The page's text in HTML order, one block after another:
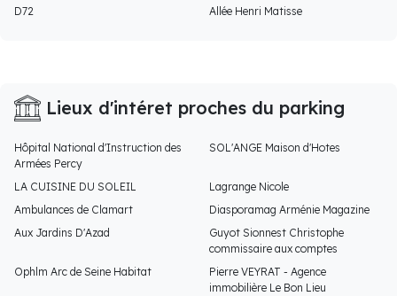
D72
Allée Henri Matisse
Lieux d'intéret proches du parking
Hôpital National d'Instruction des
Armées Percy
SOL'ANGE Maison d'Hotes
LA CUISINE DU SOLEIL
Lagrange Nicole
Ambulances de Clamart
Diasporamag Arménie Magazine
Aux Jardins D'Azad
Guyot Sionnest Christophe
commissaire aux comptes
Ophlm Arc de Seine Habitat
Pierre VEYRAT - Agence
immobilière Le Bon Lieu